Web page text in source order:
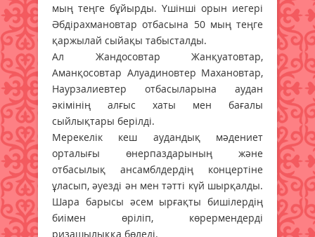
мың теңге бұйырды. Үшінші орын иегері
Әбдірахмановтар отбасына 50 мың теңге
қаржылай сыйақы табысталды.
Ал Жандосовтар Жанқуатовтар,
Аманқосовтар Алуадиновтер Махановтар,
Наурзалиевтер отбасыларына аудан
әкімінің алғыс хаты мен бағалы
сыйлықтары берілді.
Мерекелік кеш аудандық мәдениет
орталығы өнерпаздарының және
отбасылық ансамблдердің концертіне
ұласып, әуезді ән мен тәтті күй шырқалды.
Шара барысы әсем ырғақты бишілердің
биімен өріліп, көрермендерді
ризашылыққа бөледі.